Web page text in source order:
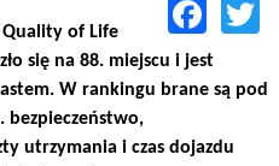
of Life
się na 88. miejscu i jest
W rankingu brane są pod
utrzymania i czas dojazdu